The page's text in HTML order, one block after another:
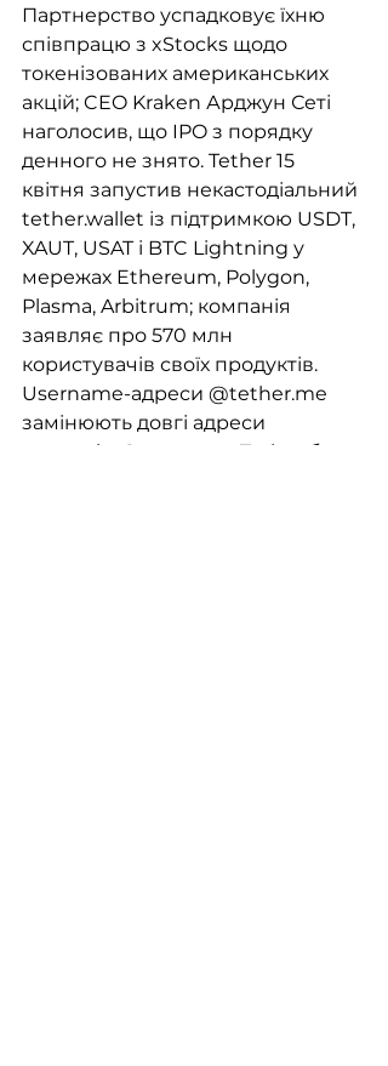
Партнерство успадковує їхню
співпрацю з xStocks щодо
токенізованих американських
акцій; CEO Kraken Арджун Сеті
наголосив, що IPO з порядку
денного не знято. Tether 15
квітня запустив некастодіальний
tether.wallet із підтримкою USDT,
XAUT, USAT і BTC Lightning у
мережах Ethereum, Polygon,
Plasma, Arbitrum; компанія
заявляє про 570 млн
користувачів своїх продуктів.
Username-адреси @tether.me
замінюють довгі адреси
гаманців. Одночасно Tether бере